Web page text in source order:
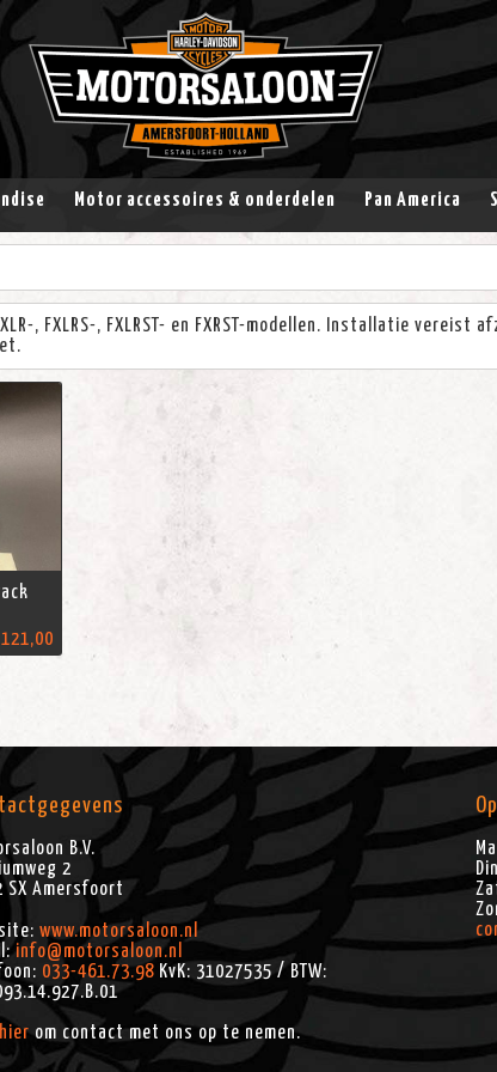
Motor accessoires & onderdelen Pan America
, FXLRS-, FXLRST- en FXRST-modellen. Installatie
B.V.
2
SX Amersfoort
www.motorsaloon.nl
info@motorsaloon.nl
033-461.73.98 KvK: 31027535 / BTW:
hierom contact met ons op te nemen.